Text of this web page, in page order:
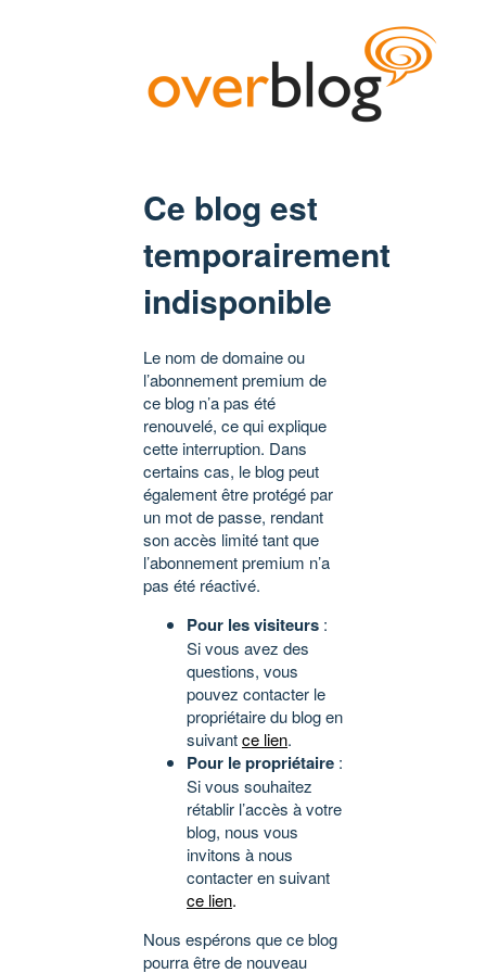
Ce blog est
temporairement
indisponible
Le nom de domaine ou
l’abonnement premium de
ce blog n’a pas été
renouvelé, ce qui explique
cette interruption. Dans
certains cas, le blog peut
également être protégé par
un mot de passe, rendant
son accès limité tant que
l’abonnement premium n’a
pas été réactivé.
Pour les visiteurs :
Si vous avez des
questions, vous
pouvez contacter le
propriétaire du blog en
suivantce lien.
Pour le propriétaire :
Si vous souhaitez
rétablir l’accès à votre
blog, nous vous
invitons à nous
contacter en suivant
ce lien.
Nous espérons que ce blog
pourra être de nouveau